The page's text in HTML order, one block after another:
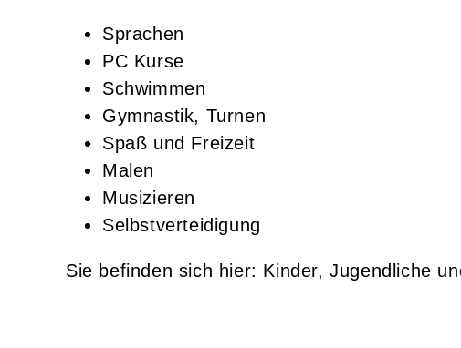
Sprachen
PC Kurse
Schwimmen
Gymnastik, Turnen
Spaß und Freizeit
Malen
Musizieren
Selbstverteidigung
Kinder, Jugendliche